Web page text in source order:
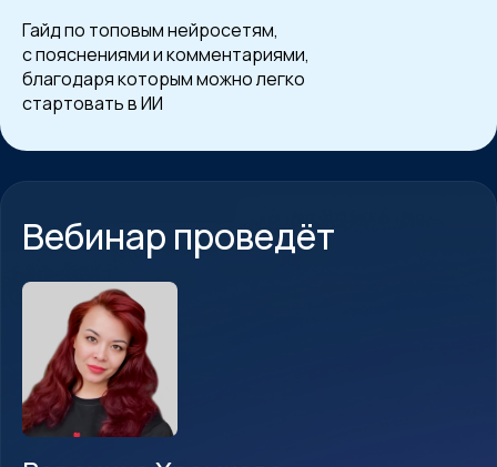
Гайд по топовым нейросетям,
с пояснениями и комментариями,
благодаря которым можно легко
стартовать в ИИ
Вебинар проведёт